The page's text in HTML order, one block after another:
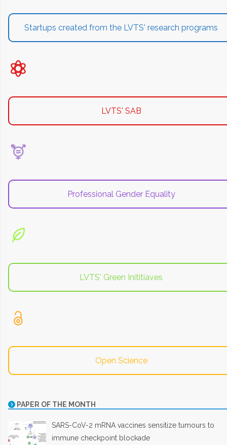
Startups created from the LVTS' research programs
LVTS' SAB
Professional Gender Equality
LVTS' Green Inititiaves
Open Science
PAPER OF THE MONTH
SARS-CoV-2 mRNA vaccines sensitize tumours to
immune checkpoint blockade